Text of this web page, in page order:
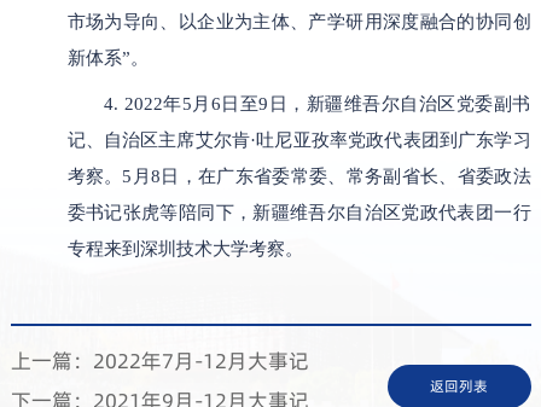
市场为导向、以企业为主体、产学研用深度融合的协同创
新体系”。
4. 2022年5月6日至9日，新疆维吾尔自治区党委副书
记、自治区主席艾尔肯·吐尼亚孜率党政代表团到广东学习
考察。5月8日，在广东省委常委、常务副省长、省委政法
委书记张虎等陪同下，新疆维吾尔自治区党政代表团一行
专程来到深圳技术大学考察。
上一篇：2022年7月-12月大事记
下一篇：2021年9月-12月大事记
返回列表